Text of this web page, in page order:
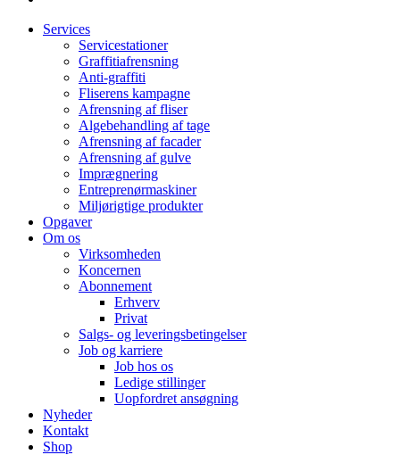
Services
Servicestationer
Graffitiafrensning
Anti-graffiti
Fliserens kampagne
Afrensning af fliser
Algebehandling af tage
Afrensning af facader
Afrensning af gulve
Imprægnering
Entreprenørmaskiner
Miljørigtige produkter
Opgaver
Om os
Virksomheden
Koncernen
Abonnement
Erhverv
Privat
Salgs- og leveringsbetingelser
Job og karriere
Job hos os
Ledige stillinger
Uopfordret ansøgning
Nyheder
Kontakt
Shop